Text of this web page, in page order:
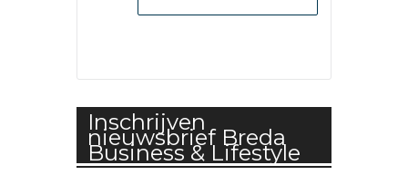
Inschrijven
nieuwsbrief Breda
Business & Lifestyle